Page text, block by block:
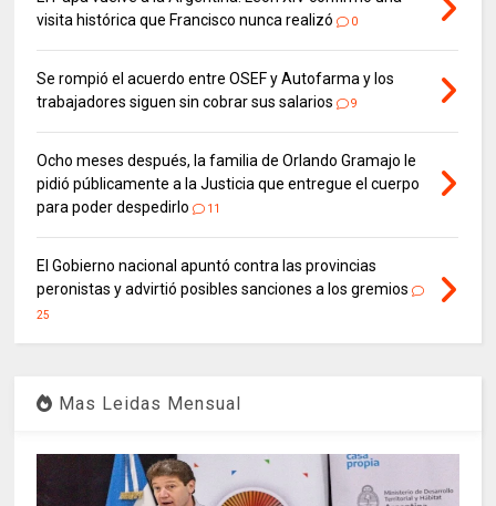
visita histórica que Francisco nunca realizó
0
Se rompió el acuerdo entre OSEF y Autofarma y los
trabajadores siguen sin cobrar sus salarios
9
Ocho meses después, la familia de Orlando Gramajo le
pidió públicamente a la Justicia que entregue el cuerpo
para poder despedirlo
11
El Gobierno nacional apuntó contra las provincias
peronistas y advirtió posibles sanciones a los gremios
25
Mas Leidas Mensual